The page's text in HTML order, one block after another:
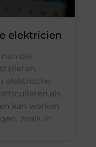
elektricien
die
elektrische
als
kan werken
zoals in